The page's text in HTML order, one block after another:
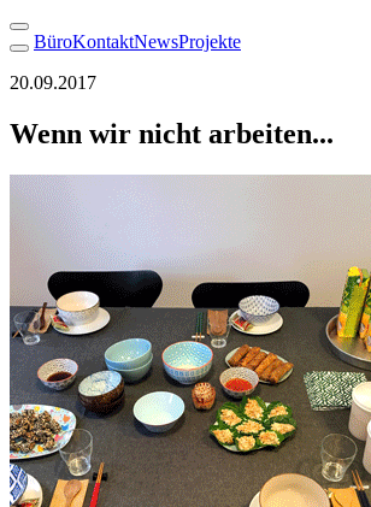
BüroKontaktNewsProjekte
20.09.2017
Wenn wir nicht arbeiten...